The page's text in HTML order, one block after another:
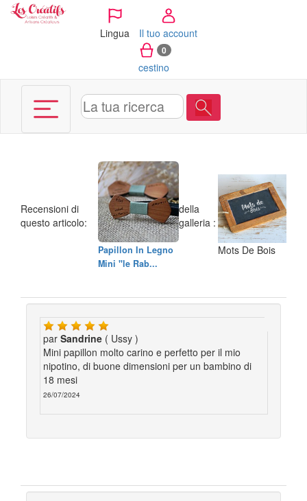
Lingua Il tuo account
0
cestino
Recensioni di
questo articolo:
Papillon In Legno
Mini "le Rab...
della
galleria :
Mots De Bois
par Sandrine ( Ussy )
Mini papillon molto carino e perfetto per il mio
nipotino, di buone dimensioni per un bambino di
18 mesi
26/07/2024
Pannello di gestione dei cookies